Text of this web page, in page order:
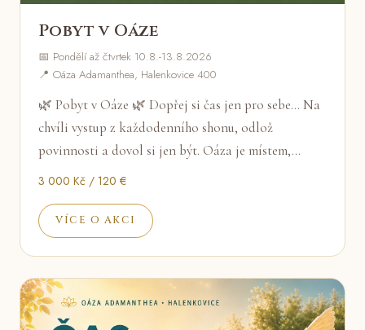
Pobyt v Oáze
📅 Pondělí až čtvrtek 10.8.-13.8.2026
📍 Oáza Adamanthea, Halenkovice 400
🌿 Pobyt v Oáze 🌿 Dopřej si čas jen pro sebe... Na
chvíli vystup z každodenního shonu, odlož
povinnosti a dovol si jen být. Oáza je místem,…
3 000 Kč / 120 €
VÍCE O AKCI